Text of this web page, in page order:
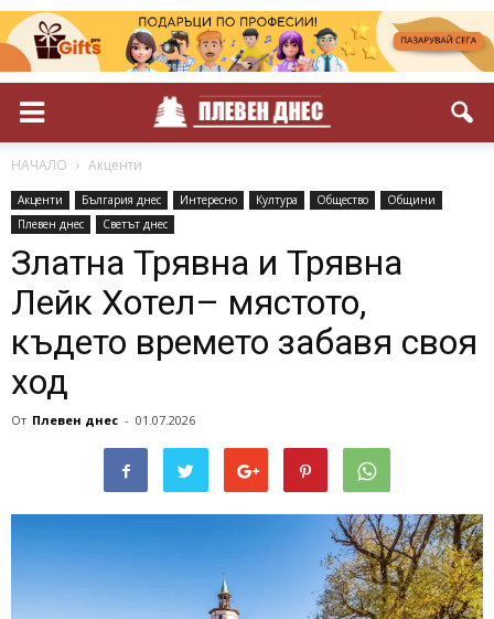
НАЧАЛО Акценти
Акценти България днес Интересно Култура Общество
Общини
Плевен днес
Светът днес
Златна Трявна и Трявна
Лейк Хотел– мястото,
където времето забавя своя
ход
От Плевен днес - 01.07.2026